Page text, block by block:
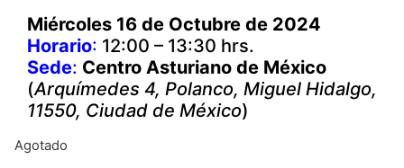
Miércoles 16 de Octubre de 2024
Horario: 12:00 – 13:30 hrs.
Sede: Centro Asturiano de México
(Arquímedes 4, Polanco, Miguel Hidalgo,
11550, Ciudad de México)
Agotado